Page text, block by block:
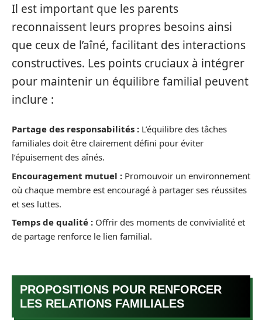
Il est important que les parents
reconnaissent leurs propres besoins ainsi
que ceux de l’aîné, facilitant des interactions
constructives. Les points cruciaux à intégrer
pour maintenir un équilibre familial peuvent
inclure :
Partage des responsabilités : L’équilibre des tâches
familiales doit être clairement défini pour éviter
l’épuisement des aînés.
Encouragement mutuel : Promouvoir un environnement
où chaque membre est encouragé à partager ses réussites
et ses luttes.
Temps de qualité : Offrir des moments de convivialité et
de partage renforce le lien familial.
PROPOSITIONS POUR RENFORCER
LES RELATIONS FAMILIALES